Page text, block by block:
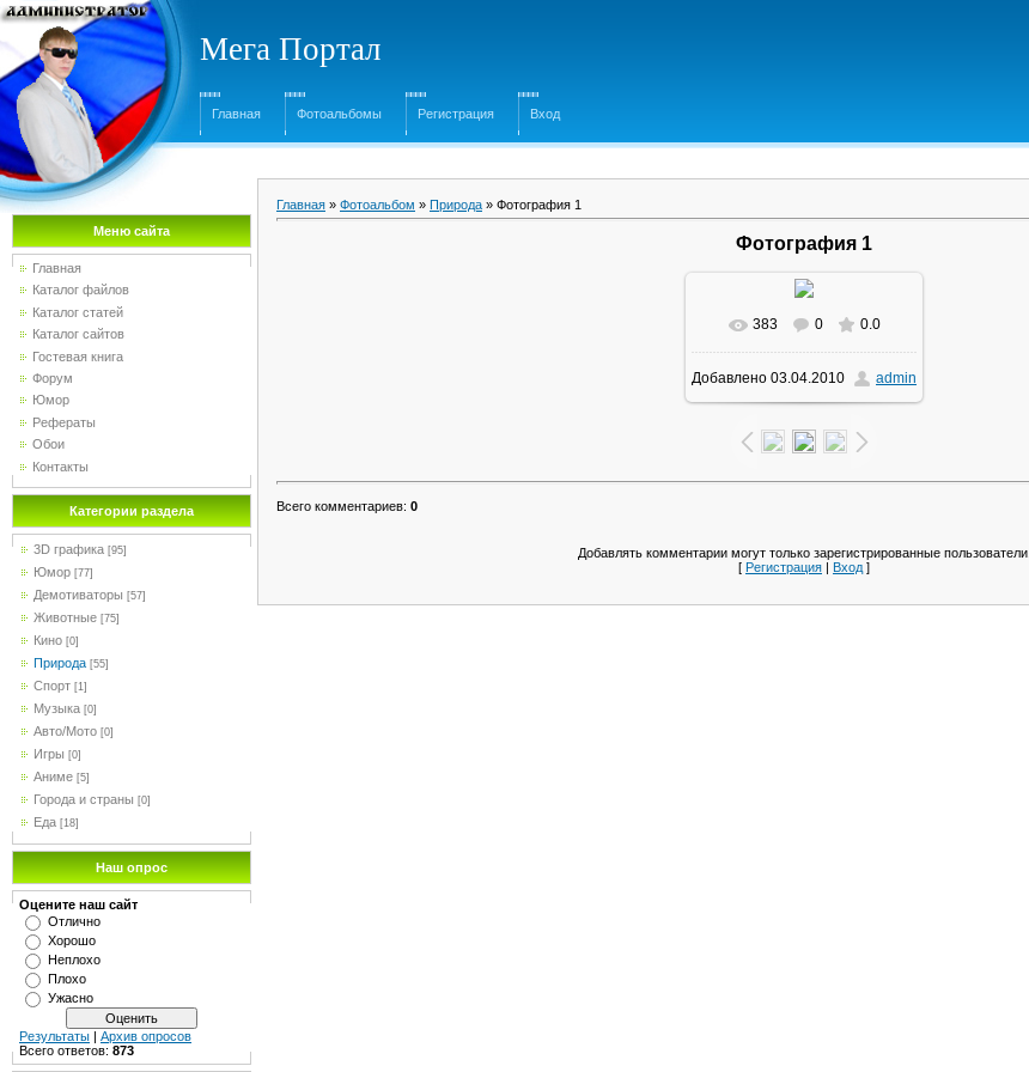
Мега Портал
Главная Фотоальбомы Регистрация Вход
Меню сайта
Главная
Каталог файлов
Каталог статей
Каталог сайтов
Гостевая книга
Форум
Юмор
Рефераты
Обои
Контакты
Категории раздела
3D графика [95]
Юмор [77]
Демотиваторы [57]
Животные [75]
Кино [0]
Природа [55]
Спорт [1]
Музыка [0]
Авто/Мото [0]
Игры [0]
Аниме [5]
Города и страны [0]
Еда [18]
Наш опрос
Оцените наш сайт
Отлично
Хорошо
Неплохо
Плохо
Ужасно
Результаты | Архив опросов
Всего ответов: 873
Главная » Фотоальбом » Природа » Фотография 1
Фотография 1
В реальном размере
1600x1200/ 432.4Kb
383 0 0.0
Добавлено 03.04.2010 admin
Всего комментариев: 0
Добавлять комментарии могут только зарегистрированные пользователи.
[ Регистрация | Вход ]